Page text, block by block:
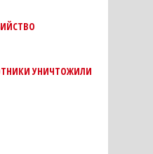
УНИЧТОЖИЛИ